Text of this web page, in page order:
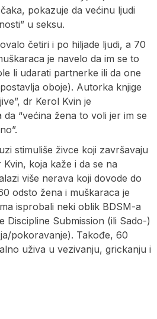
pokazuje da većinu ljudi
u seksu.
četiri i po hiljade ljudi, a 70
je navelo da im se to
li udarati partnerke ili da one
oboje). Autorka knjige
dr Kerol Kvin je
“većina žena to voli jer im se
stimuliše živce koji završavaju
Kvin, koja kaže i da se na
više nerava koji dovode do
odsto žena i muškaraca je
isprobali neki oblik BDSM-a
Discipline Submission (ili Sado-)
pokoravanje). Takođe, 60
uživa u vezivanju, grickanju i